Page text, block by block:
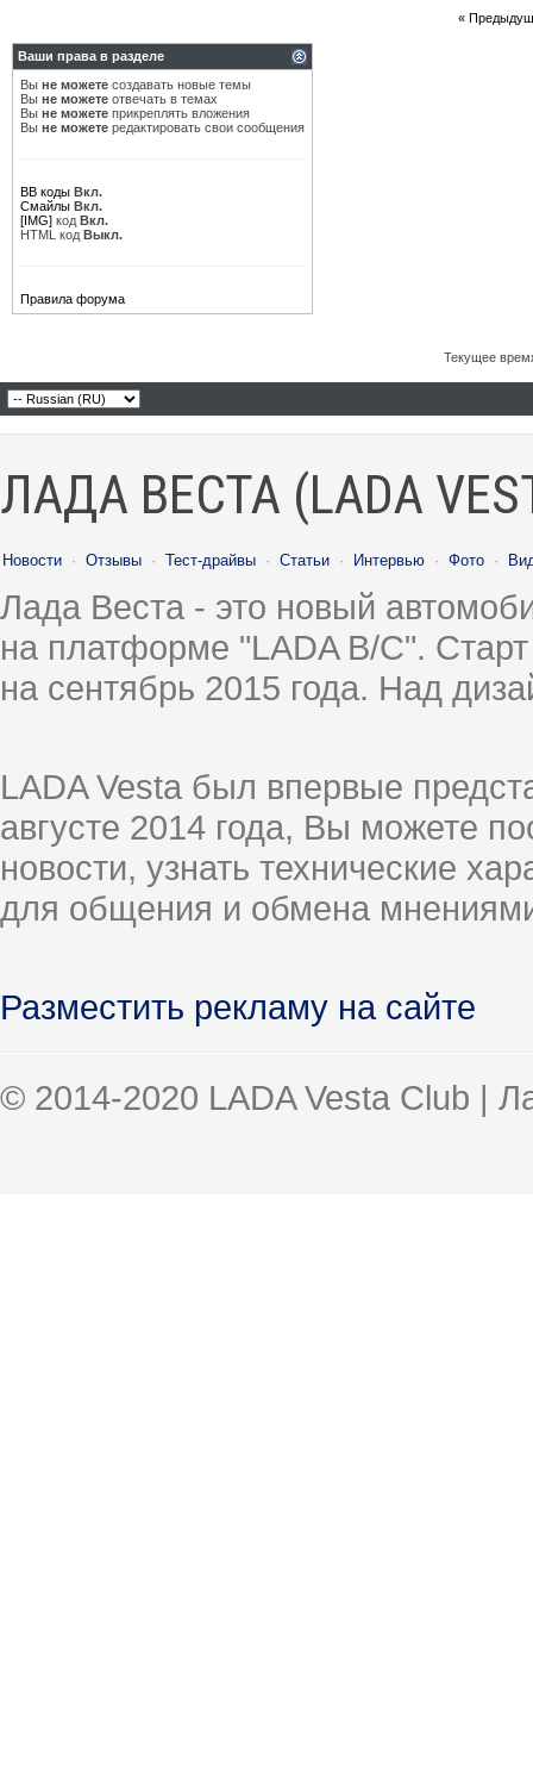
«
Ваши права в разделе
Вы не можете создавать новые темы
Вы не можете отвечать в темах
Вы не можете прикреплять вложения
Вы не можете редактировать свои сообщения
BB коды Вкл.
Смайлы Вкл.
[IMG] код Вкл.
HTML код Выкл.
Правила форума
Текущее
ЛАДА ВЕСТА (LADA
Новости · Отзывы · Тест-драйвы · Статьи · Интервью · Фото ·
Лада Веста - это новый
на платформе "LADA B/C".
на сентябрь 2015 года. Над
LADA Vesta был впервые
августе 2014 года, Вы можете
новости, узнать технические
для общения и обмена
Разместить рекламу на сайте
© 2014-2020 LADA Vesta Club |